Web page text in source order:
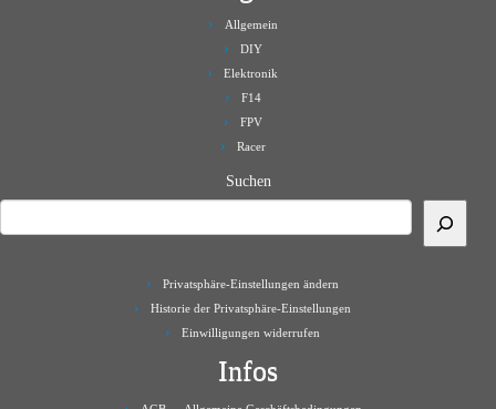
Allgemein
DIY
Elektronik
F14
FPV
Racer
Suchen
Privatsphäre-Einstellungen ändern
Historie der Privatsphäre-Einstellungen
Einwilligungen widerrufen
Infos